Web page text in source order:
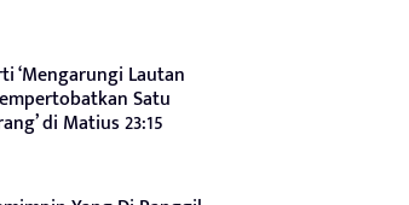
‘Mengarungi Lautan
Satu
di Matius 23:15